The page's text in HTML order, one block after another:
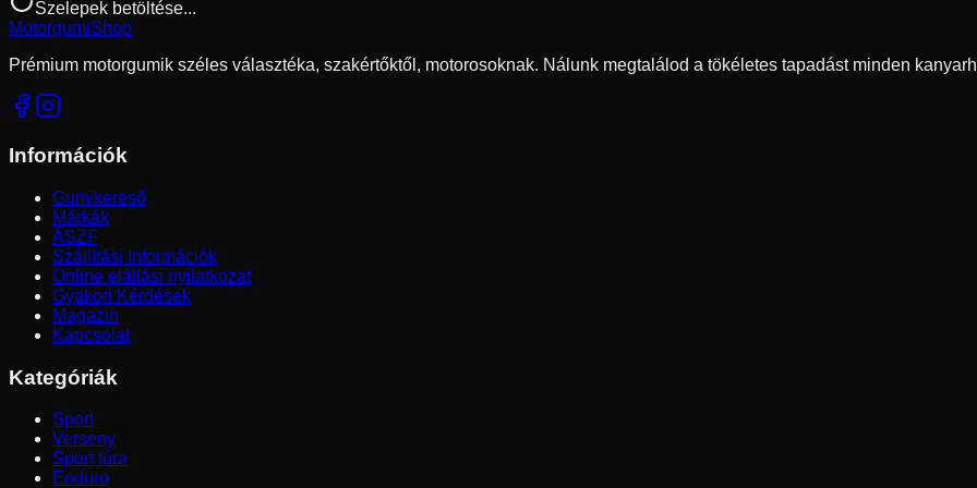
Szelepek betöltése...
MotorgumiShop
Prémium motorgumik széles választéka, szakértőktől, motorosoknak. Nálunk megtalálod a tökéletes tapadást minden
Információk
Gumikereső
Márkák
ÁSZF
Szállítási Információk
Online elállási nyilatkozat
Gyakori Kérdések
Magazin
Kapcsolat
Kategóriák
Sport
Verseny
Sport túra
Enduro